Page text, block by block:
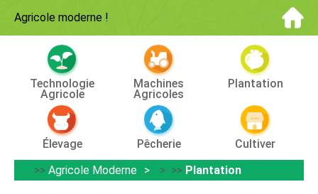
Agricole moderne !
Technologie
Agricole
Machines
Agricoles
Plantation
Élevage Pêcherie
Cultiver
>> Agricole Moderne > >> Plantation